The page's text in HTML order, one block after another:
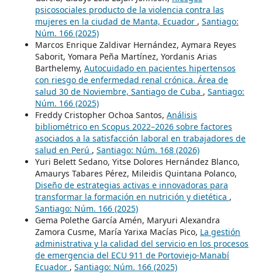
psicosociales producto de la violencia contra las
mujeres en la ciudad de Manta, Ecuador , Santiago:
Núm. 166 (2025)
Marcos Enrique Zaldivar Hernández, Aymara Reyes
Saborit, Yomara Peña Martínez, Yordanis Arias
Barthelemy, Autocuidado en pacientes hipertensos
con riesgo de enfermedad renal crónica. Área de
salud 30 de Noviembre, Santiago de Cuba , Santiago:
Núm. 166 (2025)
Freddy Cristopher Ochoa Santos, Análisis
bibliométrico en Scopus 2022–2026 sobre factores
asociados a la satisfacción laboral en trabajadores de
salud en Perú , Santiago: Núm. 168 (2026)
Yuri Belett Sedano, Yitse Dolores Hernández Blanco,
Amaurys Tabares Pérez, Mileidis Quintana Polanco,
Diseño de estrategias activas e innovadoras para
transformar la formación en nutrición y dietética ,
Santiago: Núm. 166 (2025)
Gema Polethe García Amén, Maryuri Alexandra
Zamora Cusme, María Yarixa Macías Pico, La gestión
administrativa y la calidad del servicio en los procesos
de emergencia del ECU 911 de Portoviejo-Manabí
Ecuador , Santiago: Núm. 166 (2025)